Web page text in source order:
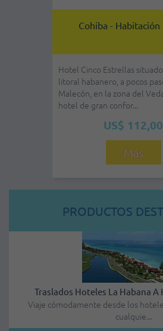
Cohiba - Habitación
Hotel Cinco Estrellas
litoral habanero, a pocos
Malecón, en la zona del
hotel de gran confor...
US$ 112,00
Más
PRODUCTOS
Hoteles La Habana A Hoteles
desde los hoteles de La Habana